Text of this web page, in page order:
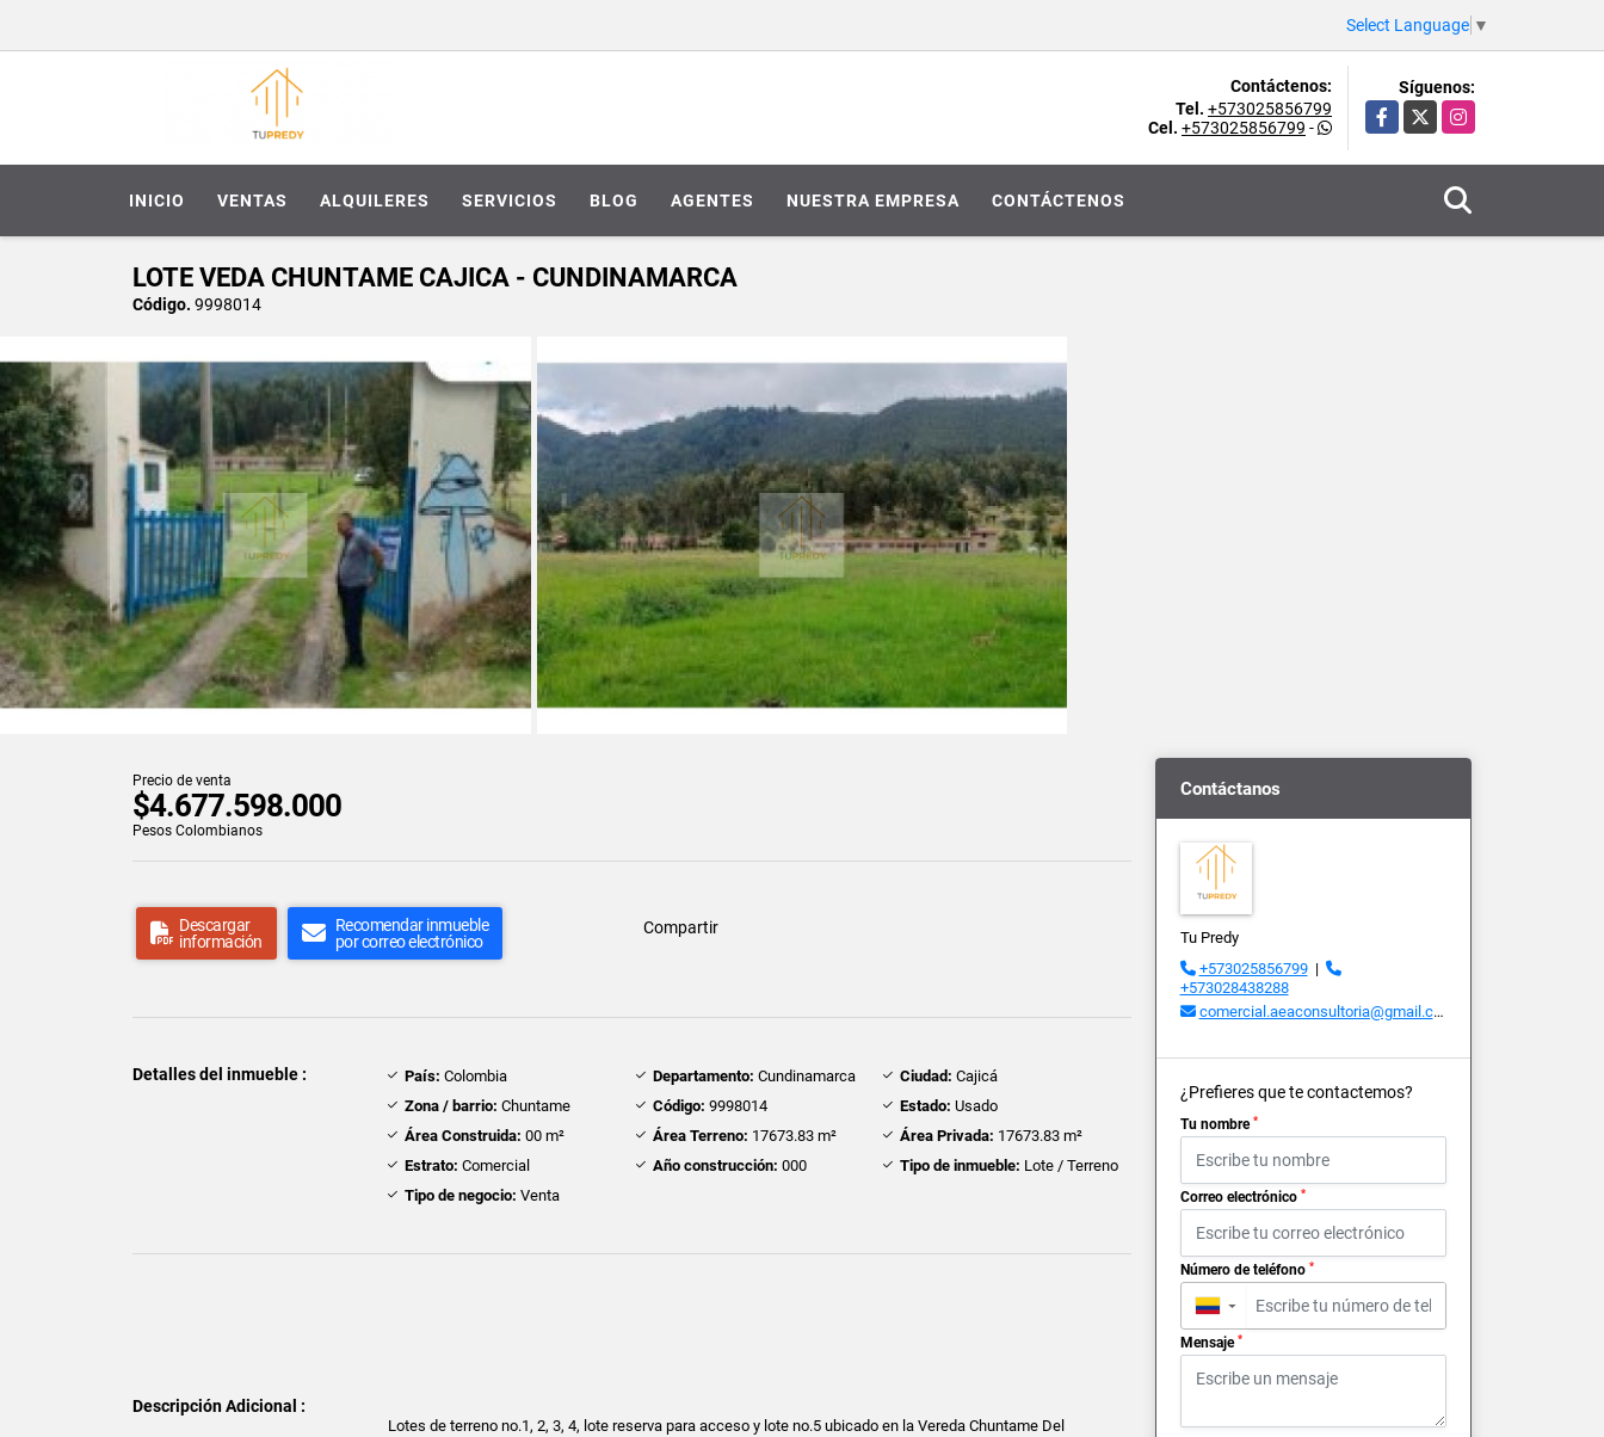
Select Language ▼
Contáctenos:
Tel. +573025856799
Cel. +573025856799 -
Síguenos:
Facebook
X Instagram
INICIO VENTAS ALQUILERES SERVICIOS BLOG AGENTES NUESTRA EMPRESA CONTÁCTENOS
LOTE VEDA CHUNTAME CAJICA - CUNDINAMARCA
Código. 9998014
Precio de venta
$4.677.598.000
Pesos Colombianos
Descargar
información
Recomendar inmueble
por correo electrónico
Compartir
Detalles del inmueble : País: Colombia Departamento: Cundinamarca Ciudad: Cajicá
Zona / barrio: Chuntame Código: 9998014 Estado: Usado
Área Construida: 00 m² Área Terreno: 17673.83 m² Área Privada: 17673.83 m²
Estrato: Comercial Año construcción: 000 Tipo de inmueble: Lote / Terreno
Tipo de negocio: Venta
Descripción Adicional :
Lotes de terreno no.1, 2, 3, 4, lote reserva para acceso y lote no.5 ubicado en la Vereda Chuntame Del
Contáctanos
Tu Predy
+573025856799|
+573028438288
comercial.aeaconsultoria@gmail.com
¿Prefieres que te contactemos?
Tu nombre *
Correo electrónico *
Número de teléfono *
▼
Mensaje *